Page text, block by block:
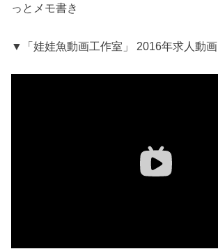
っとメモ書き
▼「娃娃魚動画工作室」 2016年求人動画